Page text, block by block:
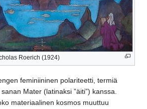
Roerich (1924)
feminiininen polariteetti, termiä
Mater (latinaksi ”äiti”) kanssa.
materiaalinen kosmos muuttuu